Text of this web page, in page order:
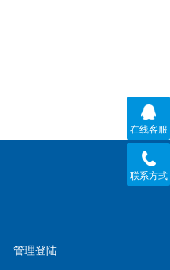
管理登陆
在线客服
联系方式